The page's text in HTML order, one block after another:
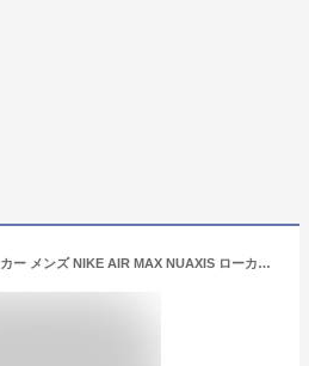
送料無料 ナイキ スニーカー メンズ NIKE AIR MAX NUAXIS ローカット スポーツ カジュアルシューズ エアーマックス nike 男性用 大きいサイズ メンズスニーカー エアー クッション Max Air 運動靴 ブラック/レッド ブランド エアマックス ニュアクシス くつ/FD4329-010